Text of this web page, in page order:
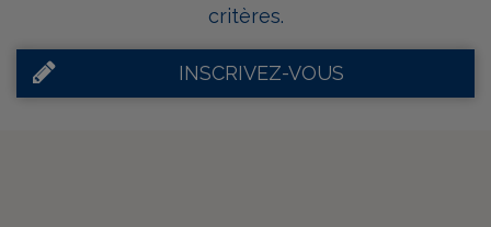
critères.
INSCRIVEZ-VOUS